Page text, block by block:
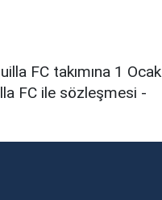
FC takımına 1 Ocak
FC ile sözleşmesi -